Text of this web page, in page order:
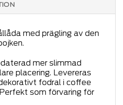
med prägling av den
mer slimmad
placering. Levereras
fodral i coffee
som förvaring för